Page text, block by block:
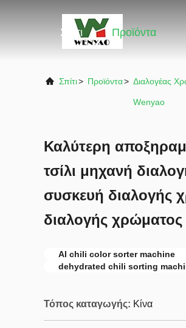
Σπίτι Προϊόντα
Σπίτι> Προϊόντα> Διαλογέας
Wenyao
Καλύτερη
τσίλι μηχανή
συσκευή διαλογής
διαλογής χρώματος
AI chili color sorter machine
dehydrated chili sorting
Τόπος καταγωγής: Κίνα